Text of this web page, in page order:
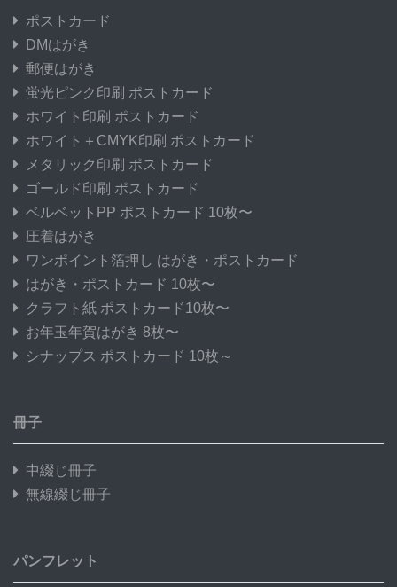
ポストカード
DMはがき
郵便はがき
蛍光ピンク印刷 ポストカード
ホワイト印刷 ポストカード
ホワイト＋CMYK印刷 ポストカード
メタリック印刷 ポストカード
ゴールド印刷 ポストカード
ベルベットPP ポストカード 10枚〜
圧着はがき
ワンポイント箔押し はがき・ポストカード
はがき・ポストカード 10枚〜
クラフト紙 ポストカード10枚〜
お年玉年賀はがき 8枚〜
シナップス ポストカード 10枚～
冊子
中綴じ冊子
無線綴じ冊子
パンフレット